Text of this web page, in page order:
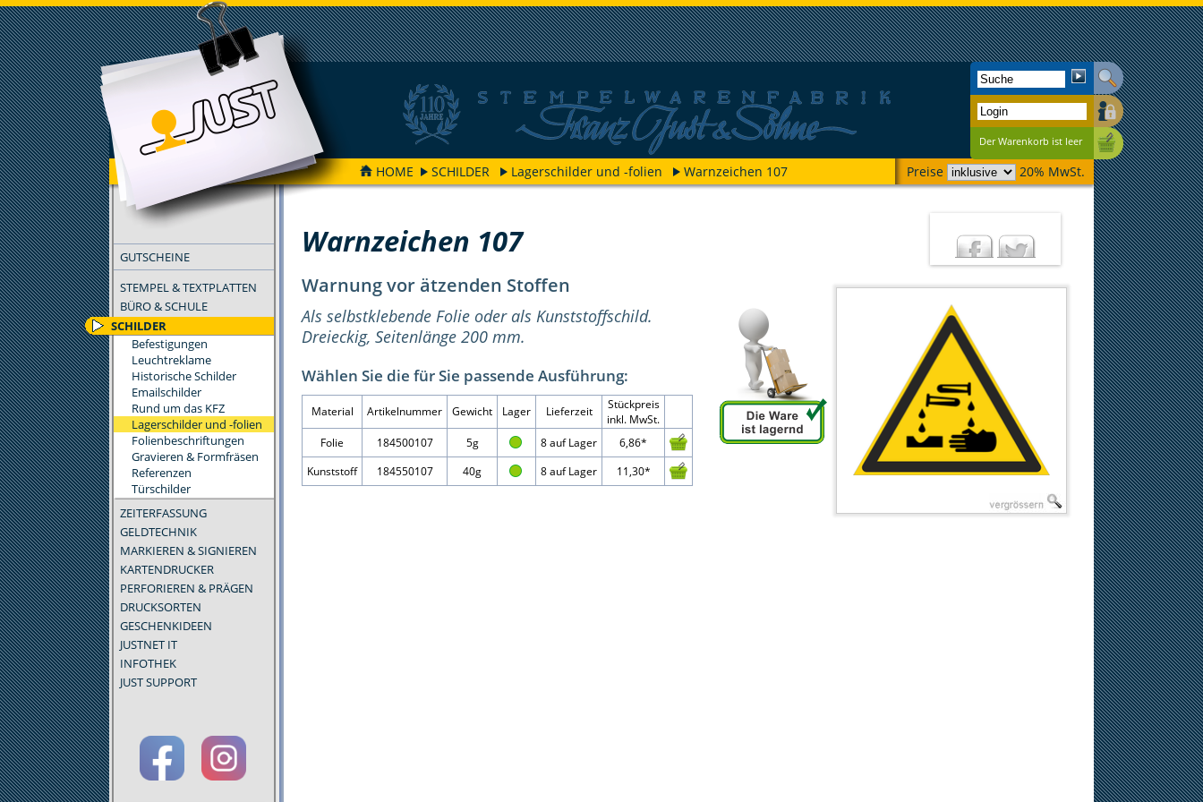
Der Warenkorb ist leer
Preise 20% MwSt.
HOME SCHILDER Lagerschilder und -folien Warnzeichen 107
GUTSCHEINE
STEMPEL & TEXTPLATTEN
BÜRO & SCHULE
SCHILDER
Befestigungen
Leuchtreklame
Historische Schilder
Emailschilder
Rund um das KFZ
Lagerschilder und -folien
Folienbeschriftungen
Gravieren & Formfräsen
Referenzen
Türschilder
ZEITERFASSUNG
GELDTECHNIK
MARKIEREN & SIGNIEREN
KARTENDRUCKER
PERFORIEREN & PRÄGEN
DRUCKSORTEN
GESCHENKIDEEN
JUSTNET IT
INFOTHEK
JUST SUPPORT
FILTER
Warnzeichen 107
Warnung vor ätzenden Stoffen
Als selbstklebende Folie oder als Kunststoffschild.
Dreieckig, Seitenlänge 200 mm.
Wählen Sie die für Sie passende Ausführung:
Material Artikelnummer Gewicht Lager Lieferzeit
Stückpreis
inkl. MwSt.
Folie
184500107 5g 8 auf Lager
6,86*
Kunststoff
184550107 40g 8 auf Lager 11,30*